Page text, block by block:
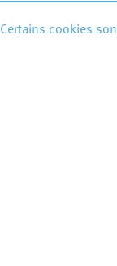
Certains cookies